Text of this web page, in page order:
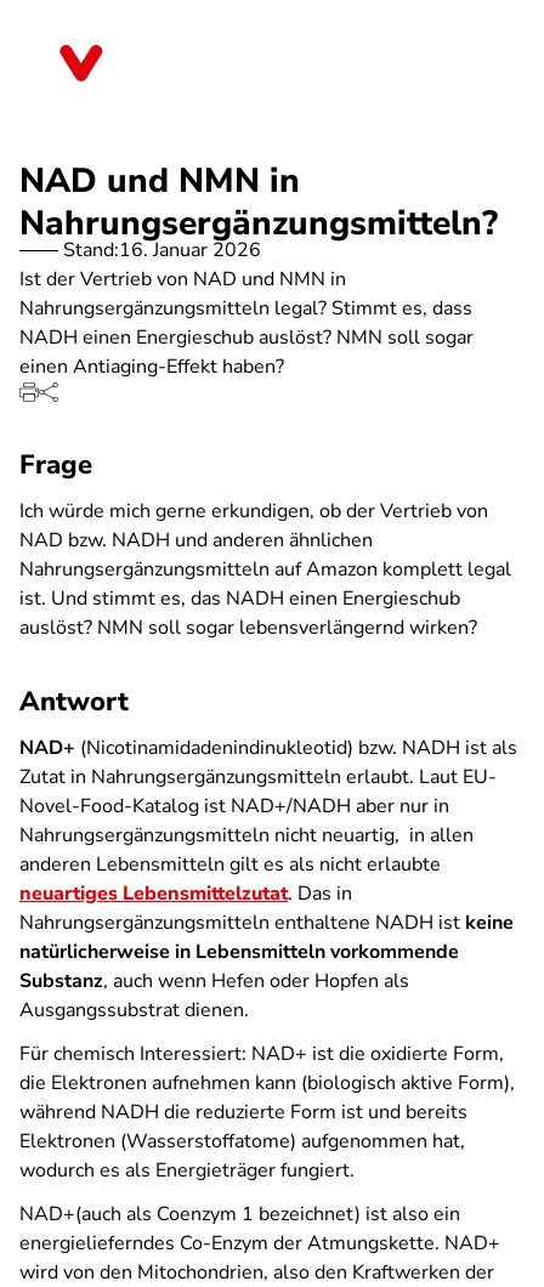
NAD und NMN in
Nahrungsergänzungsmitteln?
Stand:16. Januar 2026
Ist der Vertrieb von NAD und NMN in
Nahrungsergänzungsmitteln legal? Stimmt es, dass
NADH einen Energieschub auslöst? NMN soll sogar
einen Antiaging-Effekt haben?
Frage
Ich würde mich gerne erkundigen, ob der Vertrieb von
NAD bzw. NADH und anderen ähnlichen
Nahrungsergänzungsmitteln auf Amazon komplett legal
ist. Und stimmt es, das NADH einen Energieschub
auslöst? NMN soll sogar lebensverlängernd wirken?
Antwort
NAD+ (Nicotinamidadenindinukleotid) bzw. NADH ist als
Zutat in Nahrungsergänzungsmitteln erlaubt. Laut EU-
Novel-Food-Katalog ist NAD+/NADH aber nur in
Nahrungsergänzungsmitteln nicht neuartig, in allen
anderen Lebensmitteln gilt es als nicht erlaubte
neuartiges Lebensmittelzutat. Das in
Nahrungsergänzungsmitteln enthaltene NADH ist keine
natürlicherweise in Lebensmitteln vorkommende
Substanz, auch wenn Hefen oder Hopfen als
Ausgangssubstrat dienen.
Für chemisch Interessiert: NAD+ ist die oxidierte Form,
die Elektronen aufnehmen kann (biologisch aktive Form),
während NADH die reduzierte Form ist und bereits
Elektronen (Wasserstoffatome) aufgenommen hat,
wodurch es als Energieträger fungiert.
NAD+(auch als Coenzym 1 bezeichnet) ist also ein
energielieferndes Co-Enzym der Atmungskette. NAD+
wird von den Mitochondrien, also den Kraftwerken der